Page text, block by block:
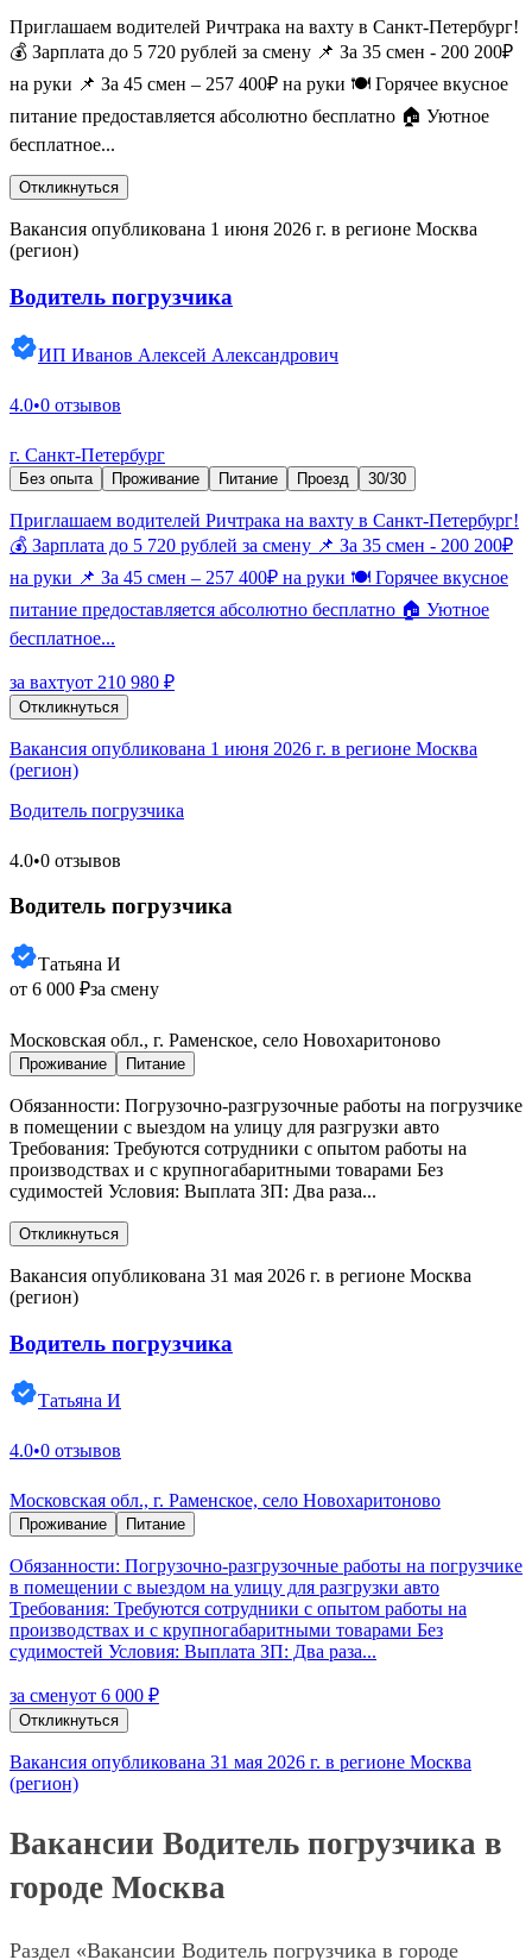
Приглашаем водителей Ричтрака на вахту в Санкт-Петербург!
💰 Зарплата до 5 720 рублей за смену 📌 За 35 смен - 200 200₽
на руки 📌 За 45 смен – 257 400₽ на руки 🍽️ Горячее вкусное
питание предоставляется абсолютно бесплатно 🏠 Уютное
бесплатное...
Откликнуться
Вакансия опубликована 1 июня 2026 г. в регионе Москва
(регион)
Водитель погрузчика
ИП Иванов Алексей Александрович
4.0•0 отзывов
г. Санкт-Петербург
Без опыта Проживание Питание Проезд 30/30
Приглашаем водителей Ричтрака на вахту в Санкт-Петербург!
💰 Зарплата до 5 720 рублей за смену 📌 За 35 смен - 200 200₽
на руки 📌 За 45 смен – 257 400₽ на руки 🍽️ Горячее вкусное
питание предоставляется абсолютно бесплатно 🏠 Уютное
бесплатное...
за вахтуот 210 980 ₽
Откликнуться
Вакансия опубликована 1 июня 2026 г. в регионе Москва
(регион)
Водитель погрузчика
4.0•0 отзывов
Водитель погрузчика
Татьяна И
от 6 000 ₽за смену
Московская обл., г. Раменское, село Новохаритоново
Проживание Питание
Обязанности: Погрузочно-разгрузочные работы на погрузчике
в помещении с выездом на улицу для разгрузки авто
Требования: Требуются сотрудники с опытом работы на
производствах и с крупногабаритными товарами Без
судимостей Условия: Выплата ЗП: Два раза...
Откликнуться
Вакансия опубликована 31 мая 2026 г. в регионе Москва
(регион)
Водитель погрузчика
Татьяна И
4.0•0 отзывов
Московская обл., г. Раменское, село Новохаритоново
Проживание Питание
Обязанности: Погрузочно-разгрузочные работы на погрузчике
в помещении с выездом на улицу для разгрузки авто
Требования: Требуются сотрудники с опытом работы на
производствах и с крупногабаритными товарами Без
судимостей Условия: Выплата ЗП: Два раза...
за сменуот 6 000 ₽
Откликнуться
Вакансия опубликована 31 мая 2026 г. в регионе Москва
(регион)
Вакансии Водитель погрузчика в
городе Москва
Раздел «Вакансии Водитель погрузчика в городе